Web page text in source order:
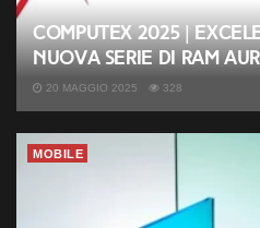
Computex 2025 |
nuova serie di RAM
20 MAGGIO 2025 328
MOBILE